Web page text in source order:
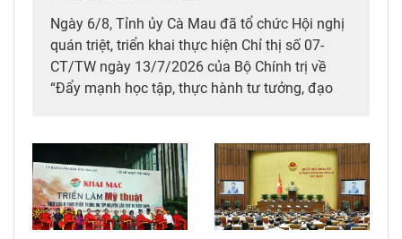
Ngày 6/8, Tỉnh ủy Cà Mau đã tổ chức Hội nghị
quán triệt, triển khai thực hiện Chỉ thị số 07-
CT/TW ngày 13/7/2026 của Bộ Chính trị về
“Đẩy mạnh học tập, thực hành tư tưởng, đạo
của tỉnh giai đoạn 2026-2030 với chủ đề “Khát
vọng phát triển đất nước phồn vinh, hạnh
phúc”.